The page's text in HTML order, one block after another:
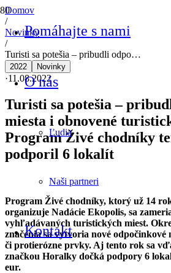
Pomáhajte s nami
O nás
Ľudia
Naši partneri
Kontakt
Domov
/
Novinky
/
Turisti sa potešia – pribudli odpo…
2022 Novinky
·11.08.2022
Turisti sa potešia –
miesta i obnovené
Program Živé chodníky
podporil 6 lokalít
Program Živé chodníky, ktorý už 14
organizuje Nadácie Ekopolis, sa
vyhľadávaných turistických miest.
značenia sa vytvoria nové
či protierózne prvky. Aj tento rok sa
značkou Horalky dočká podpory 6
eur.